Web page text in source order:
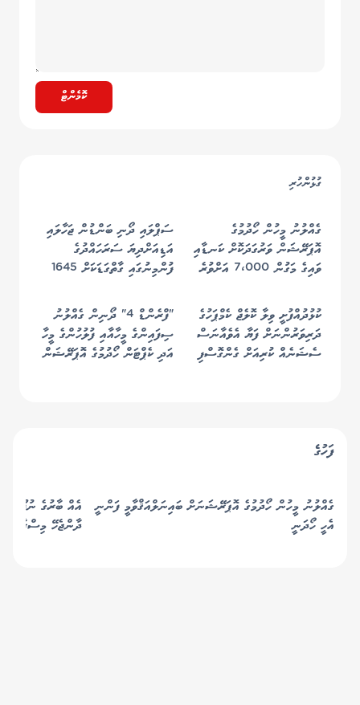
ކޮމެންޓް
ގުޅުންހުރި
ގެއްލުނު މީހުން ހޯދުމުގެ
އޮޕަރޭޝަން ވަރުގަދަކޮށް ކަނޑާއި
ވައިގެ މަގުން 7،000 އަށްވުރެ
ސަޕްލައި ދޯނި ބަންޑުން ޖަހާލައި
އަޑިއަށްދިޔަ ސަރަހައްދުގެ
ފުންމިނުގައި ގާތްގަޑަކަށް 1645
ސިފައިން
ކުޅުދުއްފުށީ ވިލާ ކޮލެޖް ކެމްޕަހުގެ
ދަރިވަރުންނަށް ފަޔާ އެވެއާނަސް
ސެޝަނެއް ކުރިއަށް ގެންގޮސްފި
"ފްރެންޑް 4" ދޯނިން ގެއްލުނު
ސިފައިންގެ މީހާއާއި ފުލުހުންގެ މީހާ
އަދި ކެޕްޓަން ހޯދުމުގެ އޮޕަރޭޝަން
ފަހުގެ
ގެއްލުނު މީހުން ހޯދުމުގެ އޮޕަރޭޝަނަށް ބައިނަލްއަޤްވާމީ ފަންނީ
އެހީ ހޯދަނީ
އެއް ބާރުގެ ނުފޫޒު
ދާންޖެހޭ